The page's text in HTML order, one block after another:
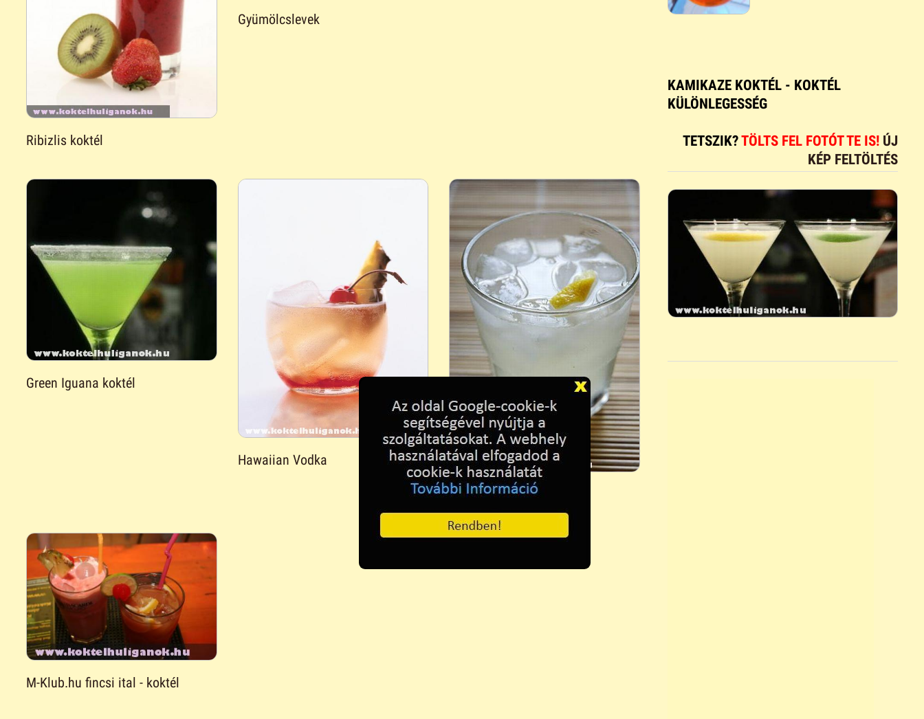
Ribizlis koktél
Gyümölcslevek
Green Iguana koktél
Hawaiian Vodka
Tom Collins koktél
M-Klub.hu fincsi ital - koktél
KAMIKAZE KOKTÉL - KOKTÉL
KÜLÖNLEGESSÉG
TETSZIK?TÖLTS FEL FOTÓT TE IS! ÚJ
KÉP FELTÖLTÉS